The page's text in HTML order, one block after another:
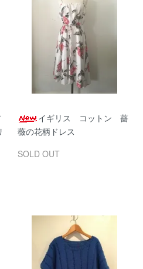
イギリス コットン 薔
薇の花柄ドレス
SOLD OUT